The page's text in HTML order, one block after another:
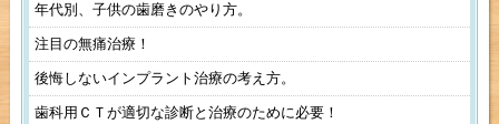
年代別、子供の歯磨きのやり方。
注目の無痛治療！
後悔しないインプラント治療の考え方。
歯科用ＣＴが適切な診断と治療のために必要！